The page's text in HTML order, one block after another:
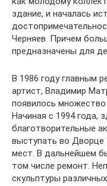
здание, и началась
Черняев. Причем
предназначены для
В 1986 году главным
артист, Владимир
появилось множество
Начиная с 1994 года,
благотворительные
выступать во Дворце
мест. В дальнейшем
том числе ремонт.
скульптуры